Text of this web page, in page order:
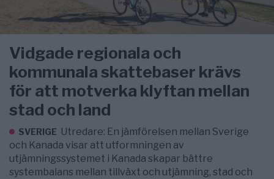
Vidgade regionala och
kommunala skattebaser krävs
för att motverka klyftan mellan
stad och land
SVERIGE Utredare: En jämförelsen mellan Sverige
och Kanada visar att utformningen av
utjämningssystemet i Kanada skapar bättre
systembalans mellan tillväxt och utjämning, stad och